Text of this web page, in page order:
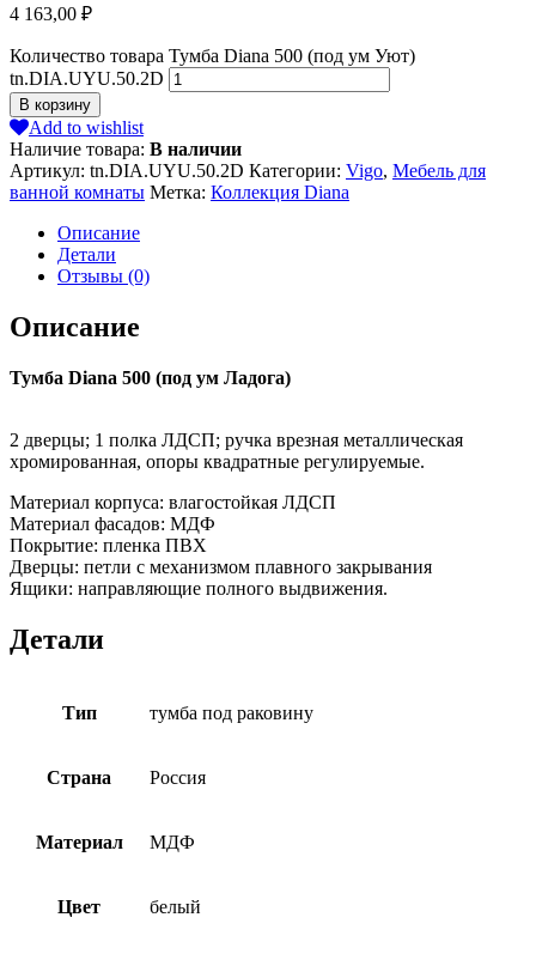
4 163,00 ₽
Количество товара Тумба Diana 500 (под ум Уют)
tn.DIA.UYU.50.2D
В корзину
Add to wishlist
Наличие товара: В наличии
Артикул: tn.DIA.UYU.50.2D Категории: Vigo, Мебель для
ванной комнаты Метка: Коллекция Diana
Описание
Детали
Отзывы (0)
Описание
Тумба Diana 500 (под ум Ладога)
2 дверцы; 1 полка ЛДСП; ручка врезная металлическая
хромированная, опоры квадратные регулируемые.
Материал корпуса: влагостойкая ЛДСП
Материал фасадов: МДФ
Покрытие: пленка ПВХ
Дверцы: петли с механизмом плавного закрывания
Ящики: направляющие полного выдвижения.
Детали
Тип тумба под раковину
Страна Россия
Материал МДФ
Цвет белый